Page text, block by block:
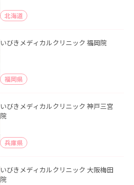
北海道
いびきメディカルクリニック 福岡院
福岡県
いびきメディカルクリニック 神戸三宮
院
兵庫県
いびきメディカルクリニック 大阪梅田
院